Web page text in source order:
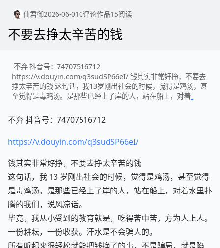
仙君御2026-06-010评论作品15阅读
不要去挣太辛苦的钱
不弃 抖音号：74707516712
https://v.douyin.com/q3sudSP66eI/ 钱其实非常好挣，不要去
挣太辛苦的钱 这句话，我13岁刚出社会的时候，觉得是鸡汤，甚
至觉得是毒鸡汤。是那些已经上了岸的人，站在船上，对着水里
钱其实非常好挣，不要去挣太辛苦的钱
这句话，我 13 岁刚出社会的时候，觉得是鸡汤，甚至觉得
是毒鸡汤。是那些已经上了岸的人，站在船上，对着水里扑
腾的我们，说风凉话。
毕竟，我从小受到的教育就是，吃得苦中苦，方为人上人。
一份耕耘，一份收获。汗水是不会骗人的。